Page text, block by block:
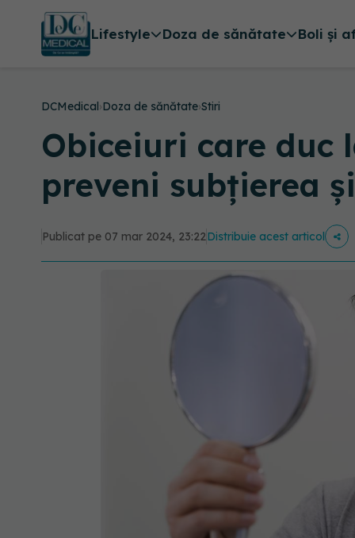
Lifestyle Doza de sănătate Boli și
DCMedical›Doza de sănătate›Stiri
Obiceiuri care duc
preveni subțierea
Publicat pe 07 mar 2024, 23:22Distribuie acest articol